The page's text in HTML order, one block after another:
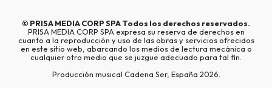
© PRISA MEDIA CORP SPATodos los derechos reservados.
PRISA MEDIA CORP SPA expresa su reserva de derechos en
cuanto a la reproducción y uso de las obras y servicios ofrecidos
en este sitio web, abarcando los medios de lectura mecánica o
cualquier otro medio que se juzgue adecuado para tal fin.
Producción musical Cadena Ser, España 2026.